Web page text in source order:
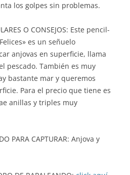
los golpes sin problemas.
O CONSEJOS: Este pencil-
es un señuelo
anjovas en superficie, llama
pescado. También es muy
bastante mar y queremos
Para el precio que tiene es
anillas y triples muy
PARA CAPTURAR: Anjova y